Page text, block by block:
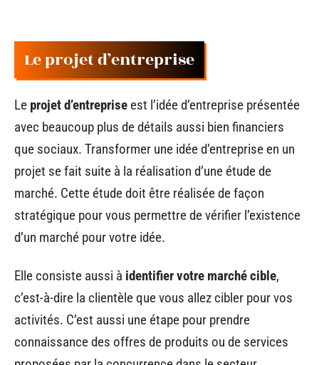
Le projet d’entreprise
Le projet d’entreprise est l’idée d’entreprise présentée
avec beaucoup plus de détails aussi bien financiers
que sociaux. Transformer une idée d’entreprise en un
projet se fait suite à la réalisation d’une étude de
marché. Cette étude doit être réalisée de façon
stratégique pour vous permettre de vérifier l’existence
d’un marché pour votre idée.
Elle consiste aussi à identifier votre marché cible,
c’est-à-dire la clientèle que vous allez cibler pour vos
activités. C’est aussi une étape pour prendre
connaissance des offres de produits ou de services